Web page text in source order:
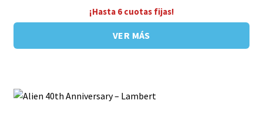
¡Hasta 6 cuotas fijas!
VER MÁS